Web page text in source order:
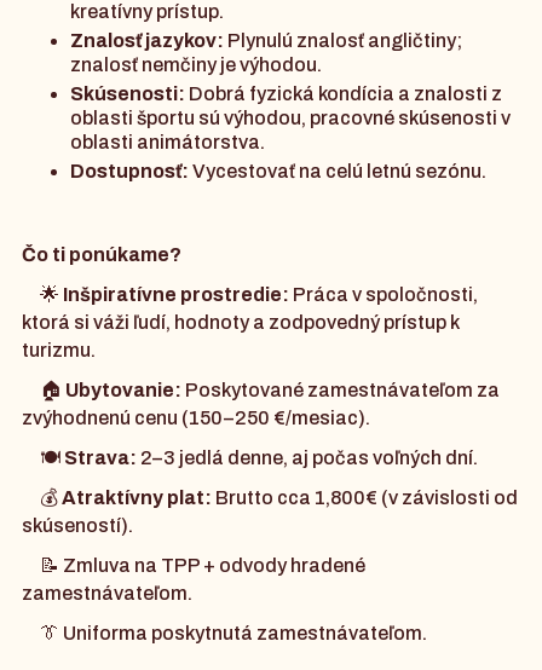
kreatívny prístup.
Znalosť jazykov: Plynulú znalosť angličtiny;
znalosť nemčiny je výhodou.
Skúsenosti: Dobrá fyzická kondícia a znalosti z
oblasti športu sú výhodou, pracovné skúsenosti v
oblasti animátorstva.
Dostupnosť: Vycestovať na celú letnú sezónu.
Čo ti ponúkame?
🌟 Inšpiratívne prostredie: Práca v spoločnosti,
ktorá si váži ľudí, hodnoty a zodpovedný prístup k
turizmu.
🏠 Ubytovanie: Poskytované zamestnávateľom za
zvýhodnenú cenu (150–250 €/mesiac).
🍽️ Strava: 2–3 jedlá denne, aj počas voľných dní.
💰Atraktívny plat: Brutto cca 1,800€ (v závislosti od
skúseností).
📝 Zmluva na TPP + odvody hradené
zamestnávateľom.
👔 Uniforma poskytnutá zamestnávateľom.